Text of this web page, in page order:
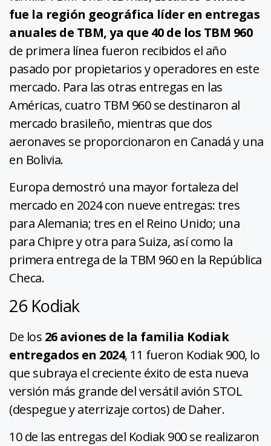
fue la región geográfica líder en entregas
anuales de TBM, ya que 40 de los TBM 960
de primera línea fueron recibidos el año
pasado por propietarios y operadores en este
mercado. Para las otras entregas en las
Américas, cuatro TBM 960 se destinaron al
mercado brasileño, mientras que dos
aeronaves se proporcionaron en Canadá y una
en Bolivia.
Europa demostró una mayor fortaleza del
mercado en 2024 con nueve entregas: tres
para Alemania; tres en el Reino Unido; una
para Chipre y otra para Suiza, así como la
primera entrega de la TBM 960 en la República
Checa.
26 Kodiak
De los 26 aviones de la familia Kodiak
entregados en 2024, 11 fueron Kodiak 900, lo
que subraya el creciente éxito de esta nueva
versión más grande del versátil avión STOL
(despegue y aterrizaje cortos) de Daher.
10 de las entregas del Kodiak 900 se realizaron